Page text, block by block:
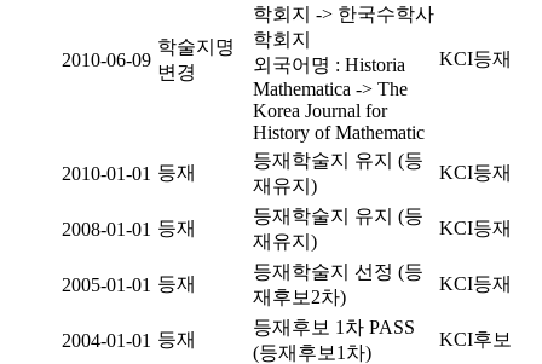
2010-06-09
학술지명
변경
학회지 -> 한국수학사
학회지
외국어명 : Historia
Mathematica -> The
Korea Journal for
History of Mathematic
KCI등재
2010-01-01 등재
등재학술지 유지 (등
재유지)
KCI등재
2008-01-01 등재
등재학술지 유지 (등
재유지)
KCI등재
2005-01-01 등재
등재학술지 선정 (등
재후보2차)
KCI등재
2004-01-01 등재
등재후보 1차 PASS
(등재후보1차)
KCI후보